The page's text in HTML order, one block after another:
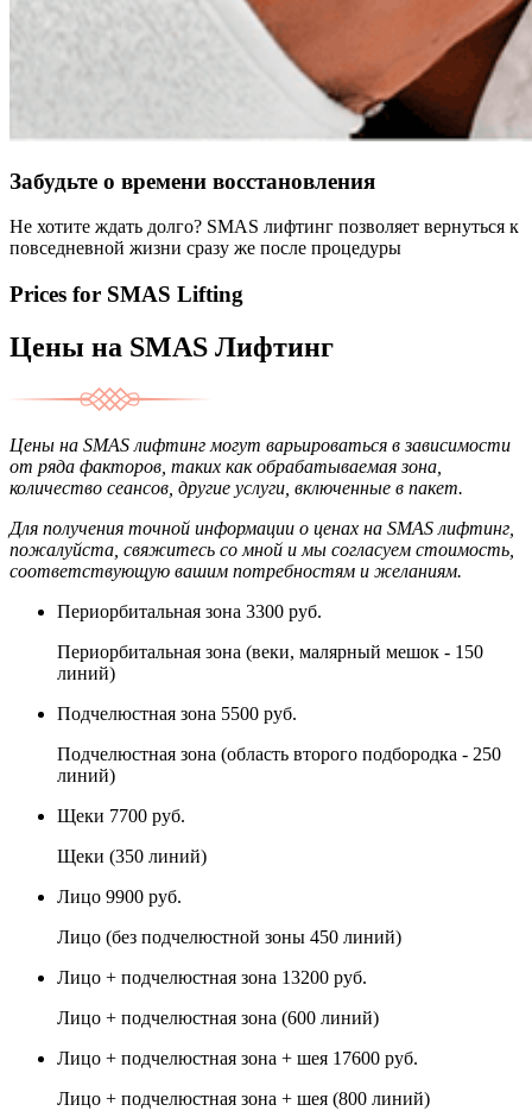
Забудьте о времени восстановления
Не хотите ждать долго? SMAS лифтинг позволяет вернуться к
повседневной жизни сразу же после процедуры
Prices for SMAS Lifting
Цены на SMAS Лифтинг
Цены на SMAS лифтинг могут варьироваться в зависимости
от ряда факторов, таких как обрабатываемая зона,
количество сеансов, другие услуги, включенные в пакет.
Для получения точной информации о ценах на SMAS лифтинг,
пожалуйста, свяжитесь со мной и мы согласуем стоимость,
соответствующую вашим потребностям и желаниям.
Периорбитальная зона 3300 руб.
Периорбитальная зона (веки, малярный мешок - 150
линий)
Подчелюстная зона 5500 руб.
Подчелюстная зона (область второго подбородка - 250
линий)
Щеки 7700 руб.
Щеки (350 линий)
Лицо 9900 руб.
Лицо (без подчелюстной зоны 450 линий)
Лицо + подчелюстная зона 13200 руб.
Лицо + подчелюстная зона (600 линий)
Лицо + подчелюстная зона + шея 17600 руб.
Лицо + подчелюстная зона + шея (800 линий)